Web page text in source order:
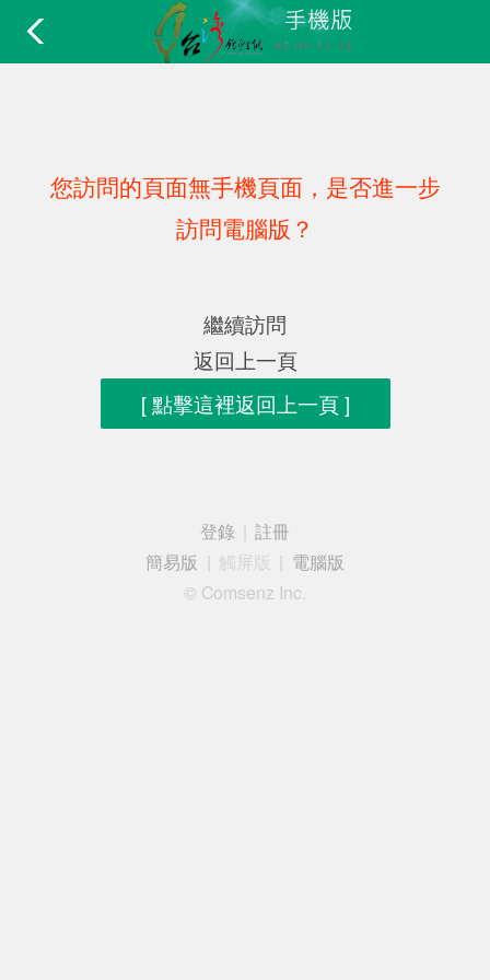
您訪問的頁面無手機頁面，是否進一步
訪問電腦版？
繼續訪問
返回上一頁
[ 點擊這裡返回上一頁 ]
登錄
註冊
簡易版
觸屏版
電腦版
© Comsenz Inc.